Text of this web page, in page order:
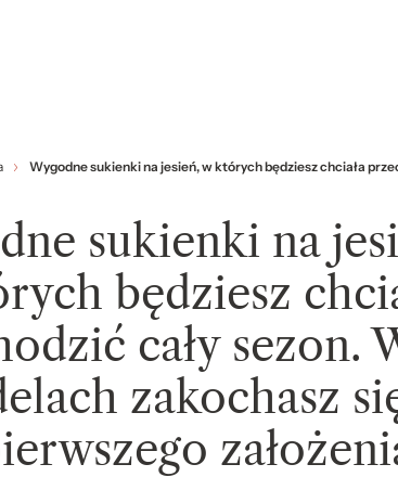
Wygodne sukienki na jesień, w których będziesz chciała
sukienki na
będziesz
cały sezon.
zakochasz